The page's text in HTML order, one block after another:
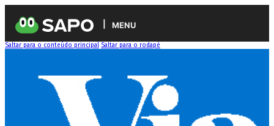
MENU
Saltar para o conteúdo principal Saltar para o rodapé